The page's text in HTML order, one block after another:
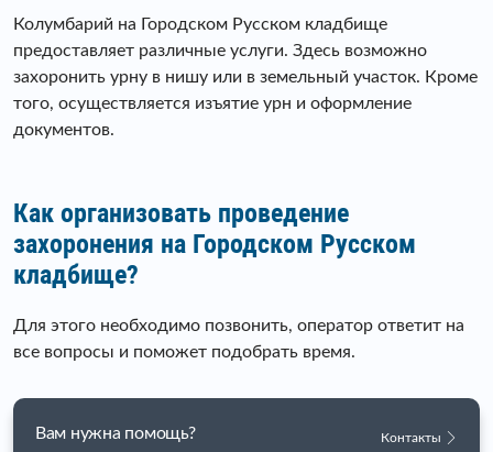
Колумбарий на Городском Русском кладбище
предоставляет различные услуги. Здесь возможно
захоронить урну в нишу или в земельный участок. Кроме
того, осуществляется изъятие урн и оформление
документов.
Как организовать проведение
захоронения на Городском Русском
кладбище?
Для этого необходимо позвонить, оператор ответит на
все вопросы и поможет подобрать время.
Вам нужна помощь? Контакты